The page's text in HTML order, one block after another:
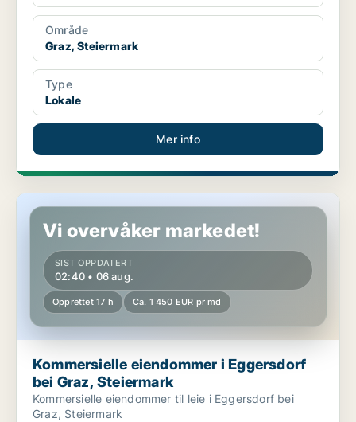
Område
Graz, Steiermark
Type
Lokale
Mer info
Kommersielle eiendommer i Eggersdorf bei Graz, Steiermark
Vi overvåker markedet!
SIST OPPDATERT
02:40 • 06 aug.
Opprettet 17 h Ca. 1 450 EUR pr md
Kommersielle eiendommer i Eggersdorf
bei Graz, Steiermark
Kommersielle eiendommer til leie i Eggersdorf bei
Graz, Steiermark